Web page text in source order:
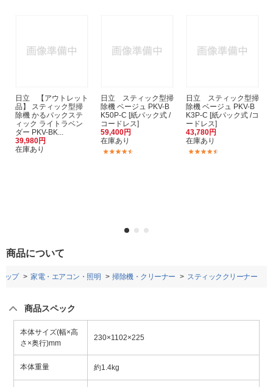
日立 【アウトレット
品】 スティック型掃
除機 かるパックステ
ィック ライトラベン
ダー PKV-BK...
39,980円
在庫あり
日立 スティック型掃
除機 ベージュ PKV-B
K50P-C [紙パック式 /
コードレス]
59,400円
在庫あり
日立 スティック型掃
除機 ベージュ PKV-B
K3P-C [紙パック式 /コ
ードレス]
43,780円
在庫あり
商品について
ップ 家電・エアコン・照明 掃除機・クリーナー スティッククリーナー
商品スペック
本体サイズ(幅×高
さ×奥行)mm
230×1102×225
本体重量 約1.4kg